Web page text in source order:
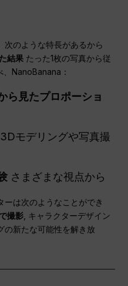
次のような特長があるから
結果 たった1枚の写真から従
NanoBanana：
ら見たプロポーショ
3Dモデリングや写真撮
さまざまな視点から
は次のようなことができ
撮影 , キャラクターデザイン
の新たな可能性を解き放